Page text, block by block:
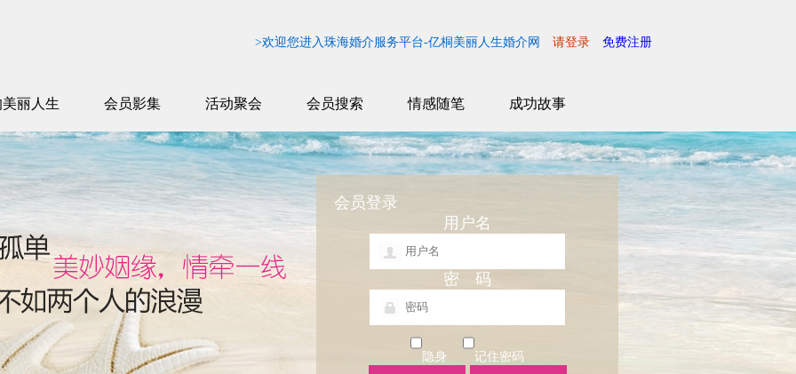
>欢迎您进入珠海婚介服务平台-亿桐美丽人生婚介网 请登录 免费注册
丽人生 会员影集 活动聚会 会员搜索 情感随笔 成功故事
会员登录
用户名
密 码
隐身 记住密码